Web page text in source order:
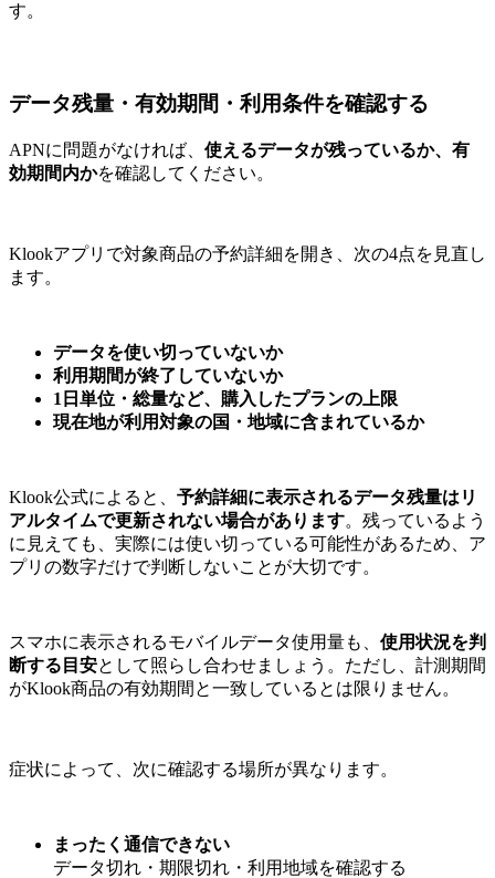
す。
データ残量・有効期間・利用条件を確認する
APNに問題がなければ、 使えるデータが残っているか、有
効期間内かを確認してください。
Klookアプリで対象商品の予約詳細を開き、次の4点を見直し
ます。
データを使い切っていないか
利用期間が終了していないか
1日単位・総量など、購入したプランの上限
現在地が利用対象の国・地域に含まれているか
Klook公式によると、 予約詳細に表示されるデータ残量はリ
アルタイムで更新されない場合があります。残っているよう
に見えても、実際には使い切っている可能性があるため、ア
プリの数字だけで判断しないことが大切です。
スマホに表示されるモバイルデータ使用量も、 使用状況を判
断する目安として照らし合わせましょう。ただし、計測期間
がKlook商品の有効期間と一致しているとは限りません。
症状によって、次に確認する場所が異なります。
まったく通信できない
データ切れ・期限切れ・利用地域を確認する